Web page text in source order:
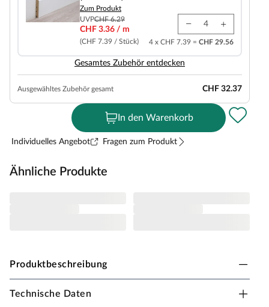
Zum Produkt
UVPCHF 6.29
CHF 3.36 / m
(CHF 7.39 / Stück) 4 x CHF 7.39 = CHF 29.56
Gesamtes Zubehör entdecken
Ausgewähltes Zubehör gesamt CHF 32.37
In den Warenkorb
Individuelles Angebot Fragen zum Produkt
Ähnliche Produkte
Produktbeschreibung
HPFloor Vinylboden Trendy Klick SPC Eiche
Technische Daten